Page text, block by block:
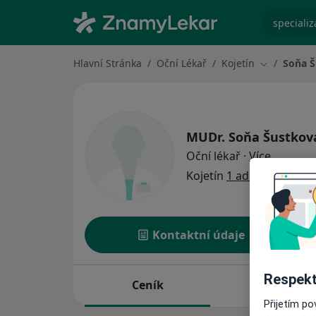
Hlavní Stránka Oční Lékař Kojetín ZměnaSoňa
MUDr. Soňa
Oční lékař · Víceo
Kojetín 1 adresa
Kontaktní údaje
Ceník Adresy
Přijetím